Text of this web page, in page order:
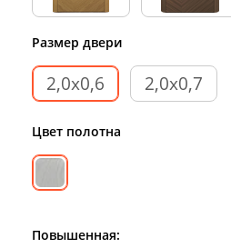
Размер двери
2,0х0,6 2,0х0,7
Цвет полотна
Повышенная: